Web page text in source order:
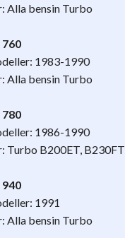
Alla bensin Turbo
1983-1990
Alla bensin Turbo
1986-1990
Turbo B200ET, B230FT
1991
Alla bensin Turbo